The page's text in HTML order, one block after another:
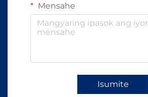
Mensahe
Isumite